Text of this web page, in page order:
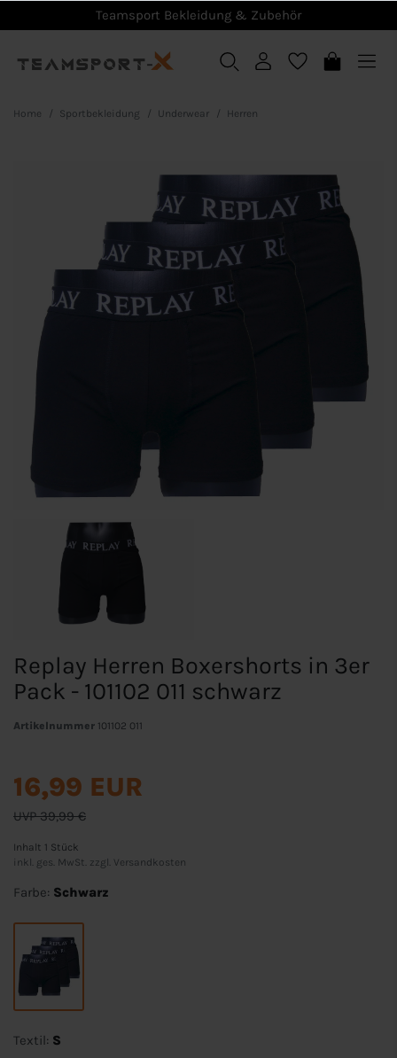
Teamsport Bekleidung & Zubehör
Home Sportbekleidung Underwear Herren
Replay Herren Boxershorts in 3er
Pack - 101102 011 schwarz
Artikelnummer 101102 011
UVP 39,99 €
16,99 EUR
Inhalt 1 Stück
inkl. ges. MwSt. zzgl.
Versandkosten
Farbe: Schwarz
Textil: S